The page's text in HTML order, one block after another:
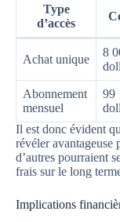
Type
d’accès
Achat unique
8
Abonnement
mensuel
99
Il est donc évident
révéler avantageuse
d’autres pourraient
frais sur le long
Implications